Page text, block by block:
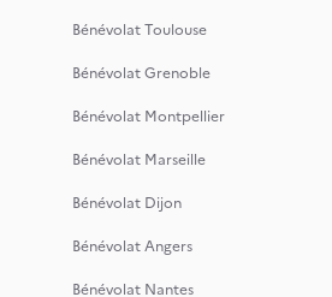
Bénévolat Toulouse
Bénévolat Grenoble
Bénévolat Montpellier
Bénévolat Marseille
Bénévolat Dijon
Bénévolat Angers
Bénévolat Nantes